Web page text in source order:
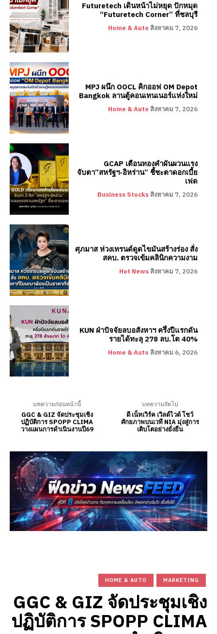
Futuretech เดินหน้าไม่หยุด ปักหมุด
“Futuretech Corner” ที่ชลบุรี
Home & Auto สิงหาคม 7, 2026
MPJ ผนึก OOCL คิกออฟ OM Depot
Bangkok ลานตู้คอนเทนเนอร์แห่งใหม่
Home & Auto สิงหาคม 7, 2026
GCAP เตือนทองคำผันผวนแรง
จับตา”สหรัฐฯ-อิหร่าน” ชี้ชะตาดอกเบี้ย
เฟด
Business Stocks สิงหาคม 7, 2026
ศุภมาส ห่วงเทรนด์ดูดไขมันสร้างร่อง สั่ง
สคบ. ตรวจเข้มคลินิกความงาม
Hot News สิงหาคม 7, 2026
KUN ฝ่าปัจจัยลบอสังหาฯ ครึ่งปีแรกดัน
รายได้ทะลุ 278 ลบ.โต 40%
Home & Auto สิงหาคม 6, 2026
บทความก่อนหน้านี้
GGC & GIZ จัดประชุมเชิง
ปฏิบัติการ SPOPP CLIMA
วางแผนการดำเนินงานปี69
บทความถัดไป
ดี เน็ทเวิร์ค เวิลด์ไวด์ โชว์
ศักยภาพบนเวที NIA มุ่งสู่การ
เติบโตอย่างยั่งยืน